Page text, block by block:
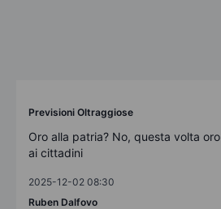
Previsioni Oltraggiose
Oro alla patria? No, questa volta oro
ai cittadini
2025-12-02 08:30
Ruben Dalfovo